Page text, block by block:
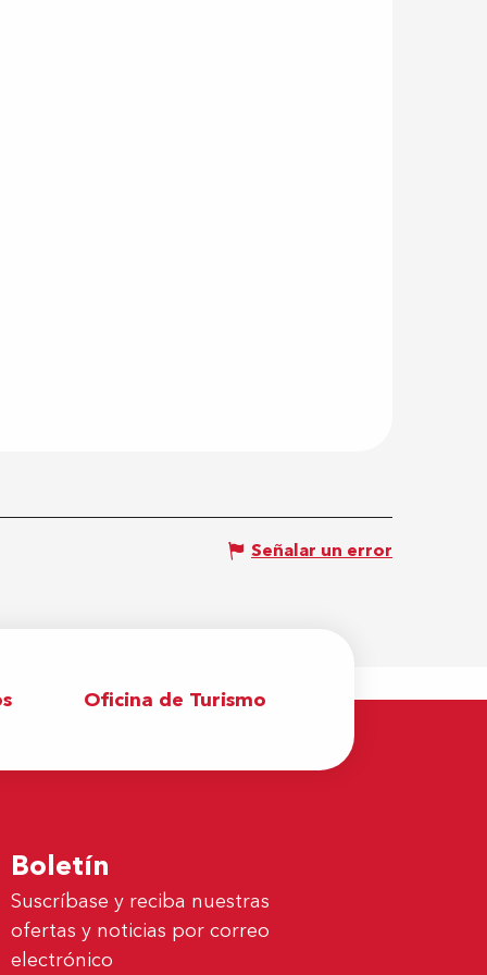
Señalar un error
Oficina de Turismo
Boletín
Suscríbase y reciba nuestras
ofertas y noticias por correo
electrónico